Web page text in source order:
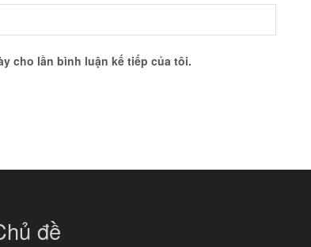
cho lần bình luận kế tiếp của tôi.
đề